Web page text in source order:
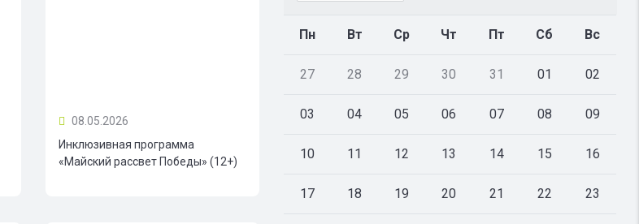
08.05.2026
Инклюзивная программа
«Майский рассвет Победы» (12+)
Пн Вт Ср Чт Пт Сб Вс
27 28 29 30 31 01 02
03 04 05 06 07 08 09
10 11 12 13 14 15 16
17 18 19 20 21 22 23